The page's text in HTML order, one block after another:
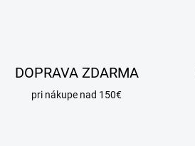
DOPRAVA ZDARMA
pri nákupe nad 150€